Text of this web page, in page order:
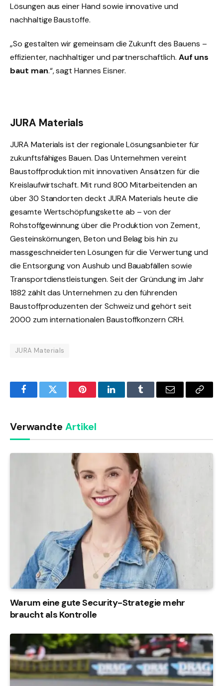
Lösungen aus einer Hand sowie innovative und
nachhaltige Baustoffe.
„So gestalten wir gemeinsam die Zukunft des Bauens –
effizienter, nachhaltiger und partnerschaftlich. Auf uns
baut man.“, sagt Hannes Eisner.
JURA Materials
JURA Materials ist der regionale Lösungsanbieter für
zukunftsfähiges Bauen. Das Unternehmen vereint
Baustoffproduktion mit innovativen Ansätzen für die
Kreislaufwirtschaft. Mit rund 800 Mitarbeitenden an
über 30 Standorten deckt JURA Materials heute die
gesamte Wertschöpfungskette ab – von der
Rohstoffgewinnung über die Produktion von Zement,
Gesteinskörnungen, Beton und Belag bis hin zu
massgeschneiderten Lösungen für die Verwertung und
die Entsorgung von Aushub und Bauabfällen sowie
Transportdienstleistungen. Seit der Gründung im Jahr
1882 zählt das Unternehmen zu den führenden
Baustoffproduzenten der Schweiz und gehört seit
2000 zum internationalen Baustoffkonzern CRH.
JURA Materials
FacebookTwitter PinterestLinkedInTumblr Email
Copy
Verwandte Artikel
Warum eine gute Security-Strategie mehr
braucht als Kontrolle